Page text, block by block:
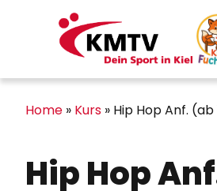
Mitgliederportal
Home » Kurs » Hip Hop Anf. (ab
Hip Hop